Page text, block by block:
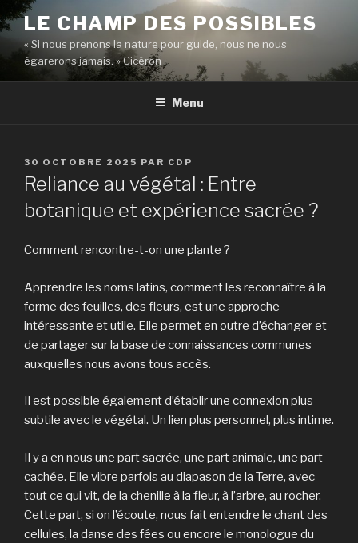
Aller
au
contenu
principal
LE CHAMP DES POSSIBLES
« Si nous prenons la nature pour guide, nous ne nous
égarerons jamais. » Cicéron
Menu
PUBLIÉ
LE
30 OCTOBRE 2025 PAR CDP
Reliance au végétal : Entre
botanique et expérience sacrée ?
Comment rencontre-t-on une plante ?
Apprendre les noms latins, comment les reconnaître à la
forme des feuilles, des fleurs, est une approche
intéressante et utile. Elle permet en outre d’échanger et
de partager sur la base de connaissances communes
auxquelles nous avons tous accès.
Il est possible également d’établir une connexion plus
subtile avec le végétal. Un lien plus personnel, plus intime.
Il y a en nous une part sacrée, une part animale, une part
cachée. Elle vibre parfois au diapason de la Terre, avec
tout ce qui vit, de la chenille à la fleur, à l’arbre, au rocher.
Cette part, si on l’écoute, nous fait entendre le chant des
cellules, la danse des fées ou encore le monologue du